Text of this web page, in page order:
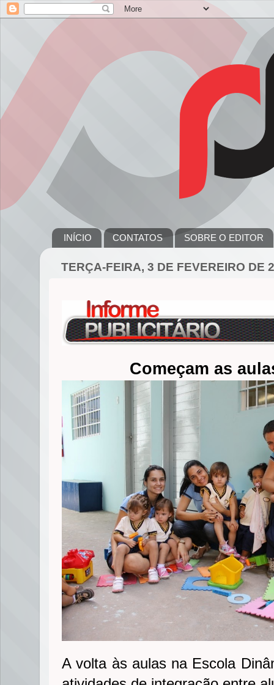
INÍCIO CONTATOS SOBRE O EDITOR
TERÇA-FEIRA, 3 DE FEVEREIRO DE
Começam as
A volta às aulas na Escola